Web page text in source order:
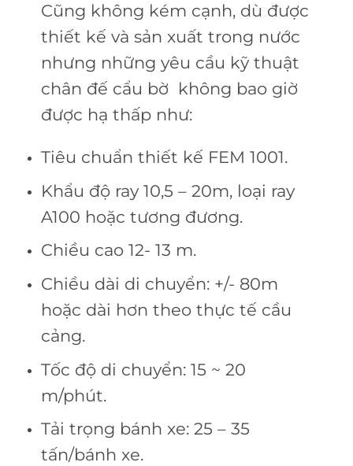
Cũng không kém cạnh, dù được
thiết kế và sản xuất trong nước
nhưng những yêu cầu kỹ thuật
chân đế cẩu bờ không bao giờ
được hạ thấp như:
Tiêu chuẩn thiết kế FEM 1001.
Khẩu độ ray 10,5 – 20m, loại ray
A100 hoặc tương đương.
Chiều cao 12- 13 m.
Chiều dài di chuyển: +/- 80m
hoặc dài hơn theo thực tế cầu
cảng.
Tốc độ di chuyển: 15 ~ 20
m/phút.
Tải trọng bánh xe: 25 – 35
tấn/bánh xe.